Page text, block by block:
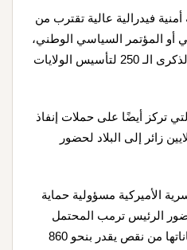
فيدرالية عالية تقترب من
المؤتمر السياسي الوطني،
ويتزامن توقيتها مع احتفالات الذكرى الـ 250 لتأسيس الولايات
تركز أيضًا على حملات إنفاذ
الهجرة، تدفق نحو 7 ملايين زائر إلى البلاد لحضور
الأميركية مسؤولية حماية
حضور الرئيس ترمب المحتمل
للمباريات، على الرغم من معاناتها من نقص يقدر بنحو 860